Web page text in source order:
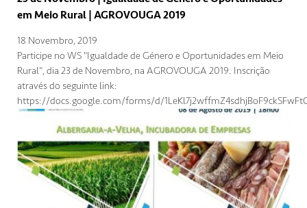
em Meio Rural | AGROVOUGA 2019
18 Novembro, 2019
Participe no WS "Igualdade de Género e Oportunidades em Meio
Rural", dia 23 de Novembro, na AGROVOUGA 2019. Inscrição
através do seguinte link:
https://docs.google.com/forms/d/